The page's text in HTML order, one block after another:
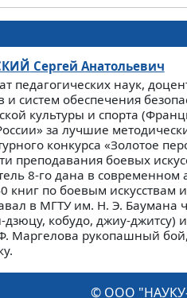
Сергей Анатольевич
педагогических наук,
и систем обеспечения
культуры и спорта
за лучшие
конкурса «Золотое
преподавания боевых
8-го дана в
книг по боевым
в МГТУ им. Н. Э. Баумана
дзюцу, кобудо, джиу-джитсу)
Маргелова рукопашный
© ООО